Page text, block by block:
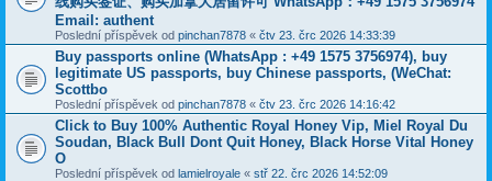
Email: authent
Poslední příspěvek od pinchan7878 « čtv 23. črc 2026 14:33:39
Buy passports online (WhatsApp : +49 1575 3756974), buy
legitimate US passports, buy Chinese passports, (WeChat:
Scottbo
Poslední příspěvek od pinchan7878 « čtv 23. črc 2026 14:16:42
Click to Buy 100% Authentic Royal Honey Vip, Miel Royal Du
Soudan, Black Bull Dont Quit Honey, Black Horse Vital Honey
O
Poslední příspěvek od lamielroyale « stř 22. črc 2026 14:52:09